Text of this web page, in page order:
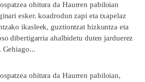
ohitura da Haurren pabiloian
esker. koadrodun zapi eta txapelaz
ikasleek, guztiontzat hizkuntza eta
dibertigarria ahalbidetu duten jarduerez
Gehiago...
ohitura da Haurren pabiloian,